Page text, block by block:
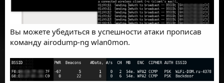
Вы можете убедиться в успешности атаки прописав
команду airodump-ng wlan0mon.